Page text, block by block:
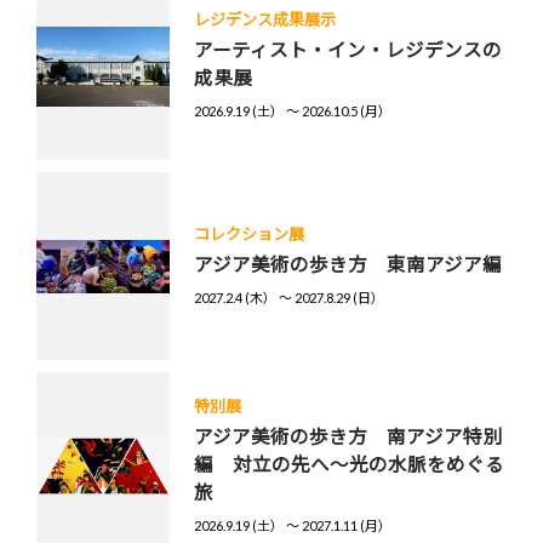
レジデンス成果展示
アーティスト・イン・レジデンスの
成果展
2026.9.19 (土） 〜 2026.10.5 (月）
コレクション展
アジア美術の歩き方 東南アジア編
2027.2.4 (木） 〜 2027.8.29 (日）
特別展
アジア美術の歩き方 南アジア特別
編 対立の先へ～光の水脈をめぐる
旅
2026.9.19 (土） 〜 2027.1.11 (月）